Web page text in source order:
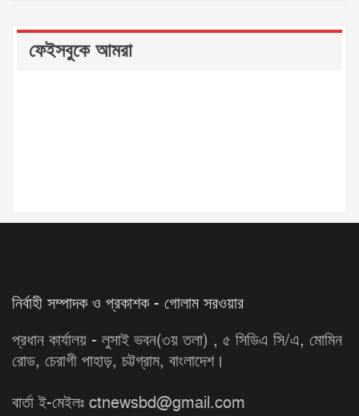
ফেইসবুকে আমরা
নির্বাহী সম্পাদক ও প্রকাশক - গোলাম সরওয়ার
প্রধান কার্যালয় - লুসাই ভবন(৩য় তলা) , ৫ সিডিএ সি/এ, মোমিন
রোড, চেরাগী পাহাড়, চট্টগ্রাম, বাংলাদেশ।
বার্তা ই-মেইলঃ ctnewsbd@gmail.com